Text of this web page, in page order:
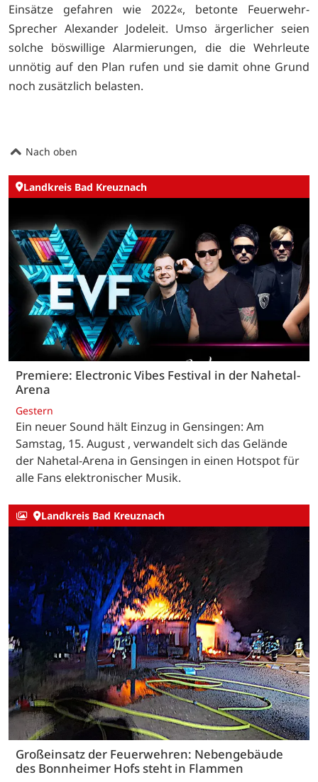
Einsätze gefahren wie 2022«, betonte Feuerwehr-
Sprecher Alexander Jodeleit. Umso ärgerlicher seien
solche böswillige Alarmierungen, die die Wehrleute
unnötig auf den Plan rufen und sie damit ohne Grund
noch zusätzlich belasten.
Nach oben
Landkreis Bad Kreuznach
Premiere: Electronic Vibes Festival in der Nahetal-
Arena
Gestern
Ein neuer Sound hält Einzug in Gensingen: Am
Samstag, 15. August , verwandelt sich das Gelände
der Nahetal-Arena in Gensingen in einen Hotspot für
alle Fans elektronischer Musik.
Landkreis Bad Kreuznach
Großeinsatz der Feuerwehren: Nebengebäude
des Bonnheimer Hofs steht in Flammen